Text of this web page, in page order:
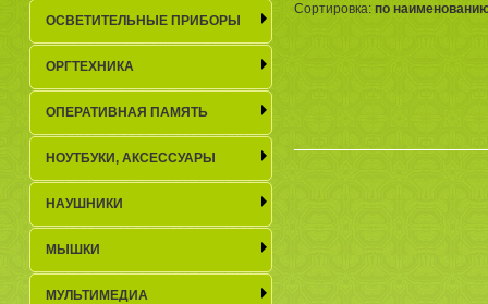
Сортировка: по
ОСВЕТИТЕЛЬНЫЕ ПРИБОРЫ
ОРГТЕХНИКА
ОПЕРАТИВНАЯ ПАМЯТЬ
НОУТБУКИ, АКСЕСCУАРЫ
НАУШНИКИ
МЫШКИ
МУЛЬТИМЕДИА